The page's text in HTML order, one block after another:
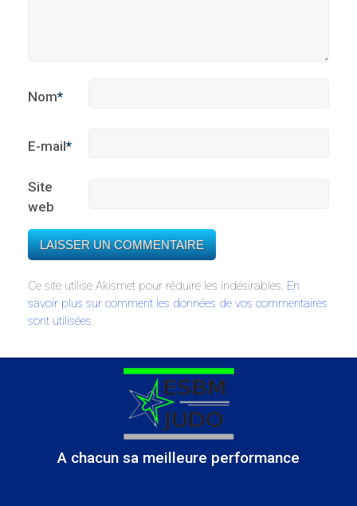
Nom*
E-mail*
Site
web
Ce site utilise Akismet pour réduire les indésirables. En
savoir plus sur comment les données de vos commentaires
sont utilisées.
A chacun sa meilleure performance